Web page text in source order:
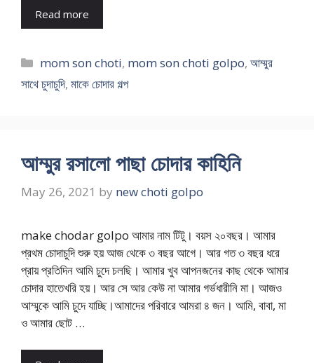
Read more
Categories
mom son choti, mom son choti golpo,আম্মুর
সাথে চুদাচুদি, মাকে চোদার গল্প
আম্মুর রসালো পাছা চোদার কাহিনি
May 26, 2021 by new choti golpo
make chodar golpo আমার নাম টিটু। বয়স ২০বছর। আমার
প্রথম চোদাচুদি শুরু হয় আজ থেকে ৩ বছর আগে। আর গত ৩ বছর ধরে
প্রায় প্রতিদিন আমি চুদে চলছি। আমার খুব আপনজনের কাছ থেকে আমার
চোদার হাতেখরি হয়। আর সে আর কেউ না আমার গর্ভধারীনি মা। আজও
আম্মুকে আমি চুদে যাচ্ছি।আমাদের পরিবারে আমরা ৪ জন। আমি, বাবা, মা
ও আমার ছোট …